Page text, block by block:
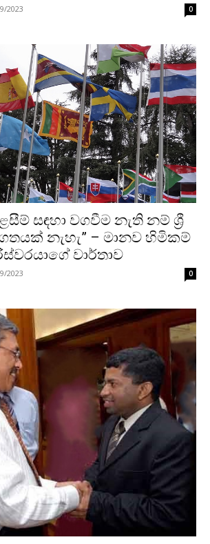
2023 0
සඳහා වගවීම නැති නම් ශ්‍රී
නැහැ” – මානව හිමිකම්
වාර්තාව
2023 0